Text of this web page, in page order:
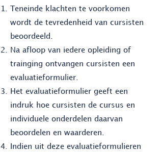
Teneinde klachten te voorkomen
wordt de tevredenheid van cursisten
beoordeeld.
Na afloop van iedere opleiding of
trainging ontvangen cursisten een
evaluatieformulier.
Het evaluatieformulier geeft een
indruk hoe cursisten de cursus en
individuele onderdelen daarvan
beoordelen en waarderen.
Indien uit deze evaluatieformulieren